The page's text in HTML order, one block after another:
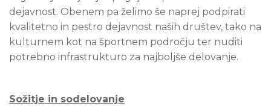
dejavnost. Obenem pa želimo še naprej podpirati
kvalitetno in pestro dejavnost naših društev, tako na
kulturnem kot na športnem področju ter nuditi
potrebno infrastrukturo za najboljše delovanje.
Sožitje in sodelovanje